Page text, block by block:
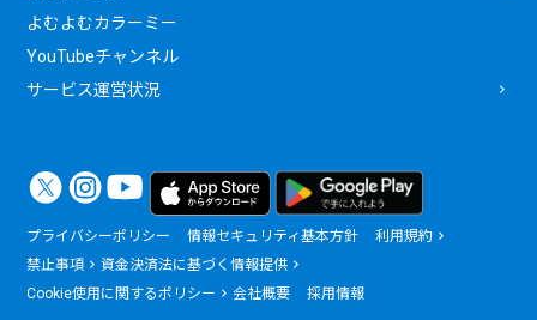
よむよむカラーミー
YouTubeチャンネル
サービス運営状況
プライバシーポリシー 情報セキュリティ基本方針
利用規約
禁止事項
資金決済法に基づく情報提供
Cookie使用に関するポリシー
会社概要 採用情報